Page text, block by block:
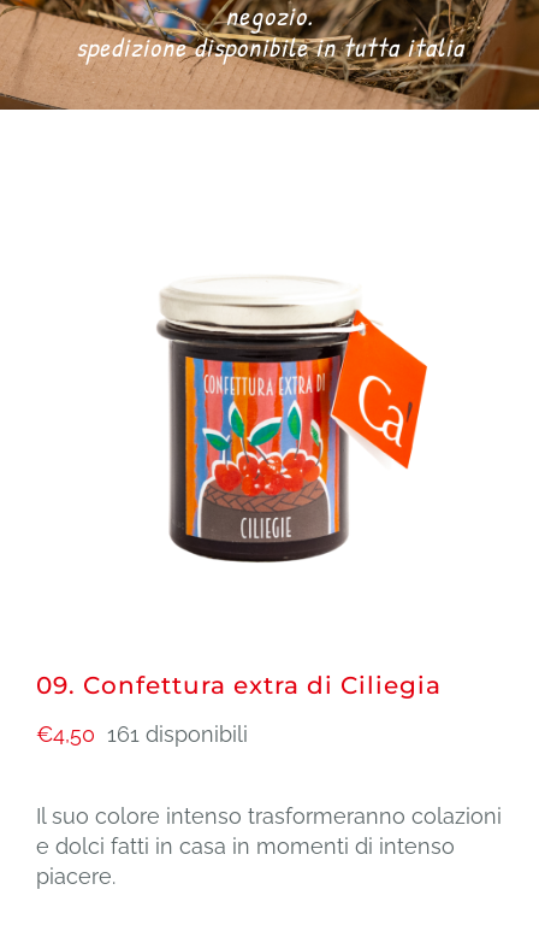
DONA ORA
negozio.
spedizione disponibile in tutta italia
09. Confettura extra di Ciliegia
€4,50 161 disponibili
Il suo colore intenso trasformeranno colazioni
e dolci fatti in casa in momenti di intenso
piacere.